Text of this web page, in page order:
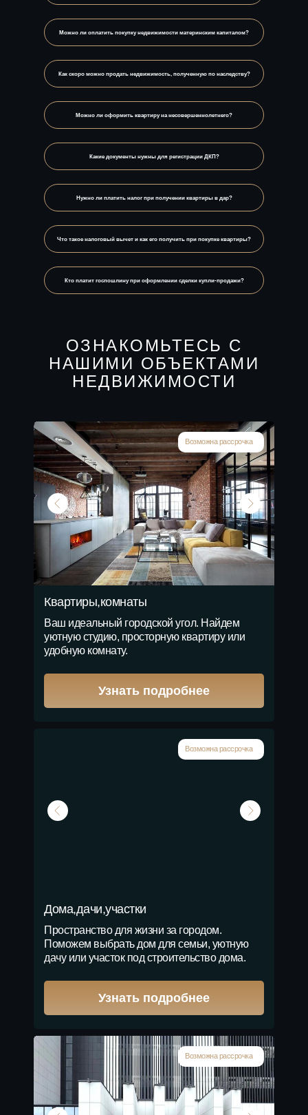
Можно ли оформить квартиру на несовершеннолетнего?
Какие документы нужны для регистрации ДКП?
Можно ли оплатить покупку недвижимости материнским капиталом?
Как скоро можно продать недвижимость, полученную по наследству?
Нужно ли платить налог при получении квартиры в дар?
Кто платит госпошлину при оформлении сделки купли-продажи?
Что такое налоговый вычет и как его получить при покупке квартиры?
ОЗНАКОМЬТЕСЬ С
НАШИМИ ОБЪЕКТАМИ
НЕДВИЖИМОСТИ
Квартиры,комнаты
Ваш идеальный городской угол. Найдем
уютную студию, просторную квартиру или
удобную комнату.
Узнать подробнее
Дома,дачи,участки
Пространство для жизни за городом.
Поможем выбрать дом для семьи, уютную
дачу или участок под строительство дома.
Узнать подробнее
Возможна рассрочка
Возможна рассрочка
Возможна рассрочка